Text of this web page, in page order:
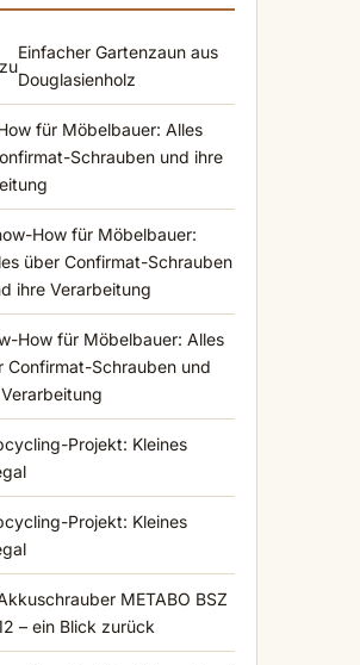
zu
Einfacher Gartenzaun aus
Douglasienholz
für Möbelbauer: Alles
Schrauben und ihre
How für Möbelbauer:
über Confirmat-Schrauben
ihre Verarbeitung
How für Möbelbauer: Alles
Confirmat-Schrauben und
Projekt: Kleines
Projekt: Kleines
METABO BSZ
– ein Blick zurück